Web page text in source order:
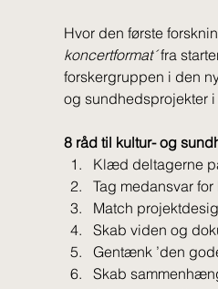
Hvor den første
koncertformat´ fra
forskergruppen i den
og sundhedsprojekter i
8 råd til kultur- og
Klæd deltagerne
Tag medansvar
Match
Skab viden og
Gentænk ’den
Skab